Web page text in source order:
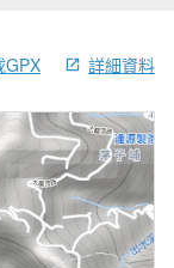
GPX 詳細資料